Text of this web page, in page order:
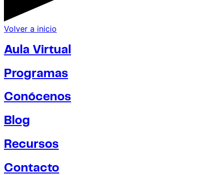
Volver a inicio
Aula Virtual
Programas
Conócenos
Blog
Recursos
Contacto